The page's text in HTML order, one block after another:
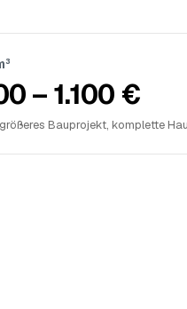
– 1.100 €
Bauprojekt, komplette